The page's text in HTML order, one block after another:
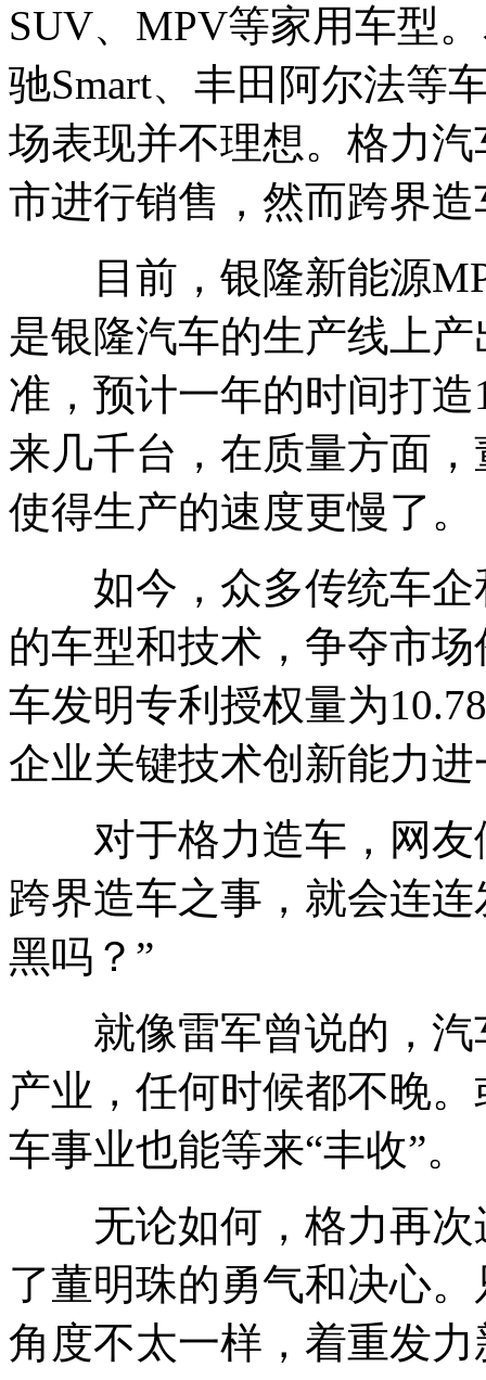
SUV、MPV等家用车型
驰Smart、丰田阿尔法等
场表现并不理想。格力
市进行销售，然而跨界
目前，银隆新能源
是银隆汽车的生产线上
准，预计一年的时间打
来几千台，在质量方面
使得生产的速度更慢了。
如今，众多传统车企
的车型和技术，争夺市
车发明专利授权量为
企业关键技术创新能力
对于格力造车，网友
跨界造车之事，就会连
黑吗？”
就像雷军曾说的，汽
产业，任何时候都不晚
车事业也能等来“丰收”。
无论如何，格力再次
了董明珠的勇气和决心
角度不太一样，着重发